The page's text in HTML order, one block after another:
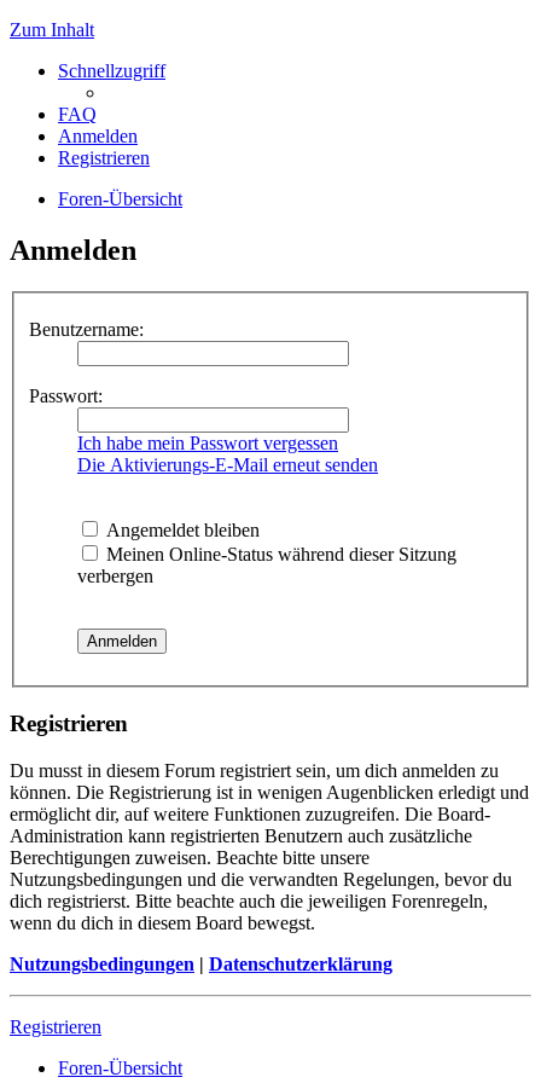
Zum Inhalt
Schnellzugriff
FAQ
Anmelden
Registrieren
Foren-Übersicht
Anmelden
Benutzername:
Passwort:
Ich habe mein Passwort vergessen
Die Aktivierungs-E-Mail erneut senden
Angemeldet bleiben
Meinen Online-Status während dieser Sitzung
verbergen
Registrieren
Du musst in diesem Forum registriert sein, um dich anmelden zu
können. Die Registrierung ist in wenigen Augenblicken erledigt und
ermöglicht dir, auf weitere Funktionen zuzugreifen. Die Board-
Administration kann registrierten Benutzern auch zusätzliche
Berechtigungen zuweisen. Beachte bitte unsere
Nutzungsbedingungen und die verwandten Regelungen, bevor du
dich registrierst. Bitte beachte auch die jeweiligen Forenregeln,
wenn du dich in diesem Board bewegst.
Nutzungsbedingungen | Datenschutzerklärung
Registrieren
Foren-Übersicht